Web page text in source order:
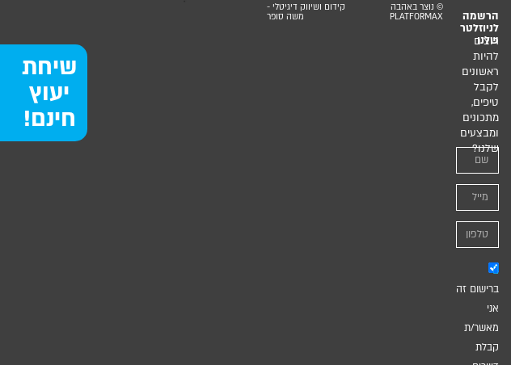
שיחת
יעוץ
חינם!
הרשמה
לניוזלטר
שלנו
רוצים
להיות
ראשונים
לקבל
טיפים,
מתכונים
ומבצעים
שלנו?
ברישום זה
אני
מאשר/ת
קבלת
© נוצר באהבה
PLATFORMAX
קידום ושיווק דיגיטלי -
משה סופר